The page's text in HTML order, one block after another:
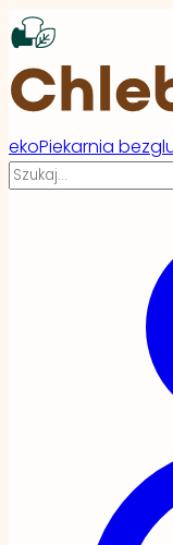
ekoPiekarnia